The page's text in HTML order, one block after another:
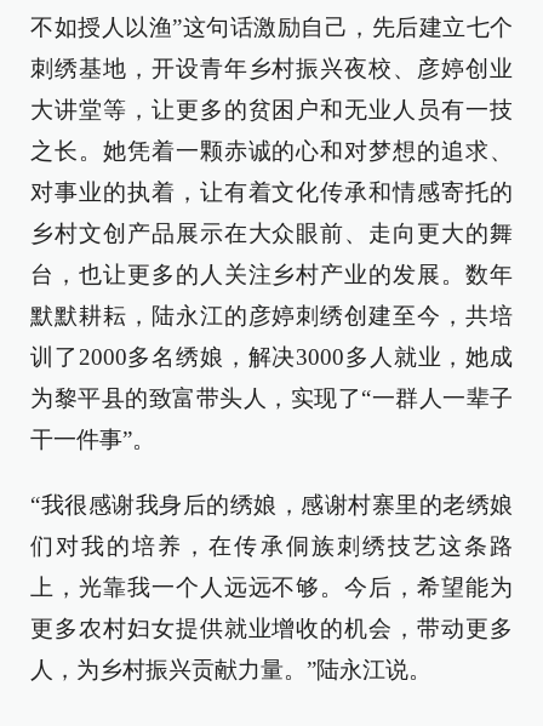
不如授人以渔”这句话激励自己，先后建立七个
刺绣基地，开设青年乡村振兴夜校、彦婷创业
大讲堂等，让更多的贫困户和无业人员有一技
之长。她凭着一颗赤诚的心和对梦想的追求、
对事业的执着，让有着文化传承和情感寄托的
乡村文创产品展示在大众眼前、走向更大的舞
台，也让更多的人关注乡村产业的发展。数年
默默耕耘，陆永江的彦婷刺绣创建至今，共培
训了2000多名绣娘，解决3000多人就业，她成
为黎平县的致富带头人，实现了“一群人一辈子
干一件事”。
“我很感谢我身后的绣娘，感谢村寨里的老绣娘
们对我的培养，在传承侗族刺绣技艺这条路
上，光靠我一个人远远不够。今后，希望能为
更多农村妇女提供就业增收的机会，带动更多
人，为乡村振兴贡献力量。”陆永江说。